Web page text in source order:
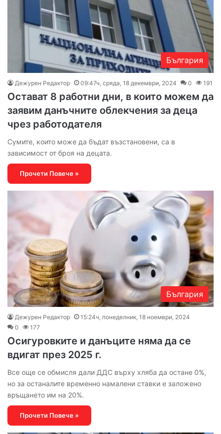
България
Дежурен Редактор 09:47ч, сряда, 18 декември, 2024 0 191
Остават 8 работни дни, в които можем да
заявим данъчните облекчения за деца
чрез работодателя
Сумите, които може да бъдат възстановени, са в
зависимост от броя на децата.
Прочети Повече »
България
Дежурен Редактор
15:24ч, понеделник, 18 ноември, 2024
0
177
Осигуровките и данъците няма да се
вдигат през 2025 г.
Все още се обмисля дали ДДС върху хляба да остане 0%,
но за останалите временно намалени ставки е заложено
връщането им на 20%.
Прочети Повече »